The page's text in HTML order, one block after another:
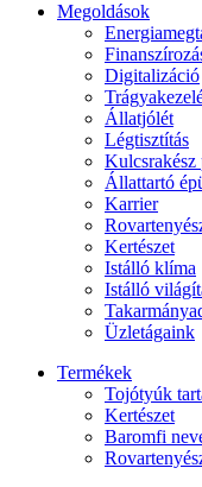
Megoldások
Digitalizáció
Állatjólét
Légtisztítás
Kulcsrakész
Állattartó
Karrier
Kertészet
Istálló klíma
Istálló
Üzletágaink
Termékek
Tojótyúk
Kertészet
Baromfi